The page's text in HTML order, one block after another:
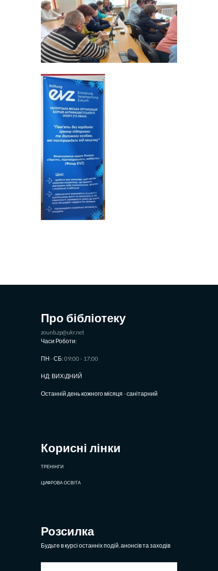
Про бібліотеку
zounb.zp@ukr.net
Часи Роботи:
ПН - СБ: 09:00 - 17:00
НД: ВИХIДНИЙ
Останній день кожного місяця - санітарний
Корисні лінки
ТРЕНІНГИ
ЦИФРОВА ОСВІТА
Розсилка
Будьте в курсі останніх подій, анонсів та заходів